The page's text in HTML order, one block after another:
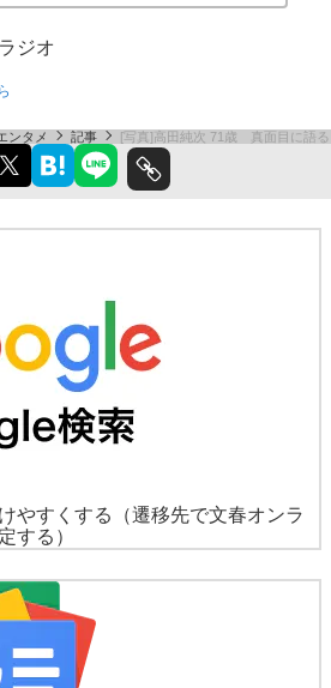
ジオ
ンタメ 記事 [写真]高田純次 71歳 真面目に語
やすくする
（遷移先で文春オンラ
する）